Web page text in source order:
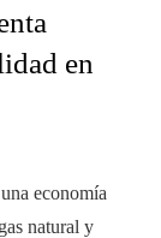
en
economía
natural y